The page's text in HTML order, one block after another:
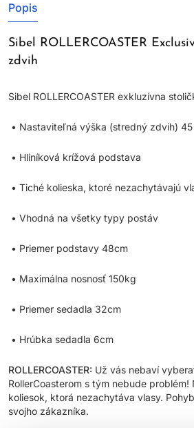
Popis
Sibel ROLLERCOASTER
zdvih
Sibel ROLLERCOASTER exkluzívna
• Nastaviteľná výška (stredný zdvih)
• Hliníková krížová podstava
• Tiché kolieska, ktoré nezachytávajú
• Vhodná na všetky typy postáv
• Priemer podstavy 48cm
• Maximálna nosnosť 150kg
• Priemer sedadla 32cm
• Hrúbka sedadla 6cm
ROLLERCOASTER: Už vás nebaví
RollerCoasterom s tým nebude problém!
koliesok, ktorá nezachytáva vlasy.
svojho zákazníka.